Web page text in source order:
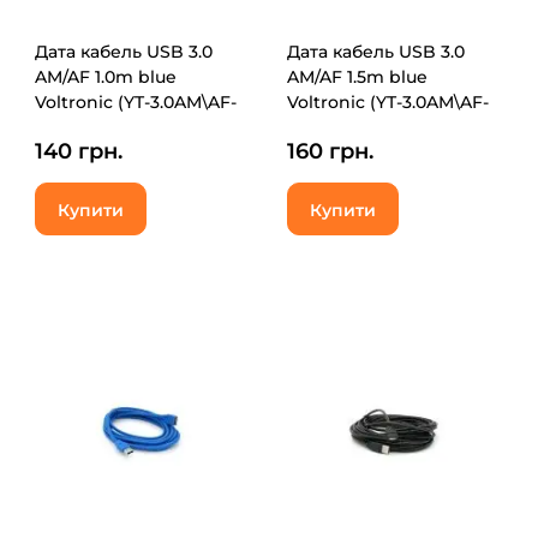
Дата кабель USB 3.0
AM/AF 1.0m blue
Voltronic (YT-3.0AM\AF-
140 грн.
Купити
Дата кабель USB 3.0
AM/AF 1.5m blue
Voltronic (YT-3.0AM\AF-
160 грн.
Купити